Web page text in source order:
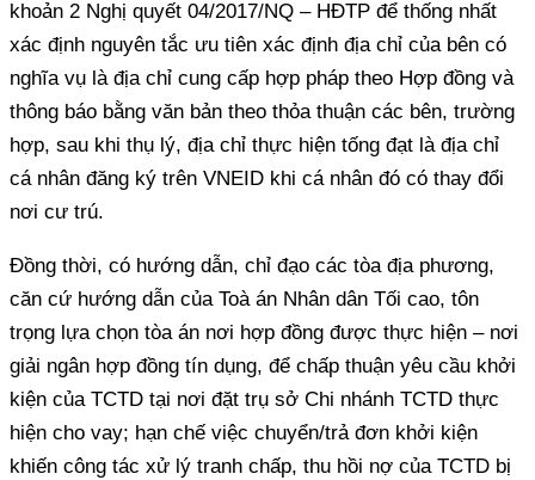
khoản 2 Nghị quyết 04/2017/NQ – HĐTP để thống nhất
xác định nguyên tắc ưu tiên xác định địa chỉ của bên có
nghĩa vụ là địa chỉ cung cấp hợp pháp theo Hợp đồng và
thông báo bằng văn bản theo thỏa thuận các bên, trường
hợp, sau khi thụ lý, địa chỉ thực hiện tống đạt là địa chỉ
cá nhân đăng ký trên VNEID khi cá nhân đó có thay đổi
nơi cư trú.
Đồng thời, có hướng dẫn, chỉ đạo các tòa địa phương,
căn cứ hướng dẫn của Toà án Nhân dân Tối cao, tôn
trọng lựa chọn tòa án nơi hợp đồng được thực hiện – nơi
giải ngân hợp đồng tín dụng, để chấp thuận yêu cầu khởi
kiện của TCTD tại nơi đặt trụ sở Chi nhánh TCTD thực
hiện cho vay; hạn chế việc chuyển/trả đơn khởi kiện
khiến công tác xử lý tranh chấp, thu hồi nợ của TCTD bị